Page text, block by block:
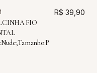
FIO
R$ 39,90